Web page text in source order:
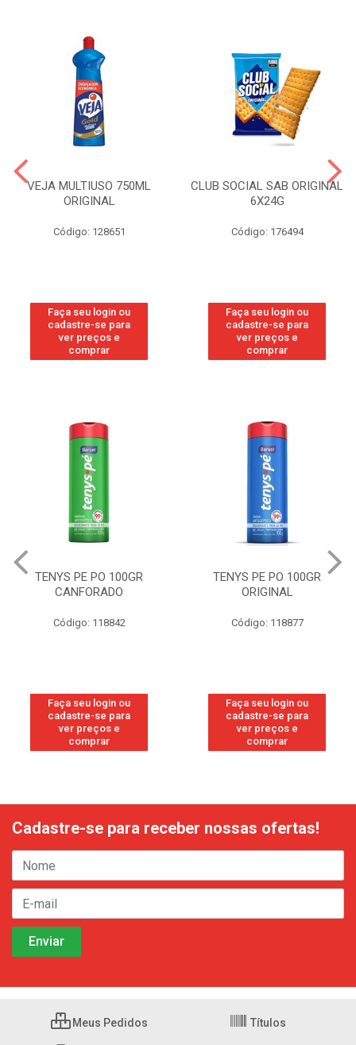
VEJA MULTIUSO 750ML
ORIGINAL
Código: 128651
Faça seu login ou
cadastre-se para
ver preços e
comprar
CLUB SOCIAL SAB ORIGINAL
6X24G
Código: 176494
Faça seu login ou
cadastre-se para
ver preços e
comprar
TENYS PE PO 100GR
CANFORADO
Código: 118842
Faça seu login ou
cadastre-se para
ver preços e
comprar
TENYS PE PO 100GR
ORIGINAL
Código: 118877
Faça seu login ou
cadastre-se para
ver preços e
comprar
Cadastre-se para receber nossas ofertas!
Meus Pedidos Títulos